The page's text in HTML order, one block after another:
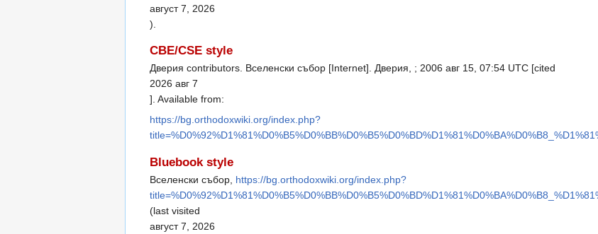
август 7, 2026
).
CBE/CSE style
Дверия contributors. Вселенски събор [Internet]. Дверия, ; 2006 авг 15, 07:54 UTC [cited
2026 авг 7
]. Available from:
https://bg.orthodoxwiki.org/index.php?
Bluebook style
Вселенски събор, https://bg.orthodoxwiki.org/index.php?
(last visited
август 7, 2026